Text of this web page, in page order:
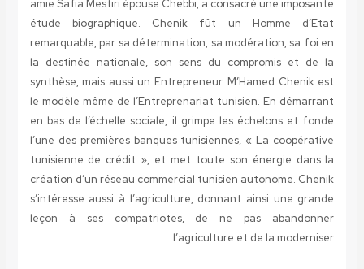
amie Safia Mestiri épouse Chebbi, a consacré une imposante
étude biographique. Chenik fût un Homme d’Etat
remarquable, par sa détermination, sa modération, sa foi en
la destinée nationale, son sens du compromis et de la
synthèse, mais aussi un Entrepreneur. M’Hamed Chenik est
le modèle même de l’Entreprenariat tunisien. En démarrant
en bas de l’échelle sociale, il grimpe les échelons et fonde
l’une des premières banques tunisiennes, « La coopérative
tunisienne de crédit », et met toute son énergie dans la
création d’un réseau commercial tunisien autonome. Chenik
s’intéresse aussi à l’agriculture, donnant ainsi une grande
leçon à ses compatriotes, de ne pas abandonner
l’agriculture et de la moderniser.